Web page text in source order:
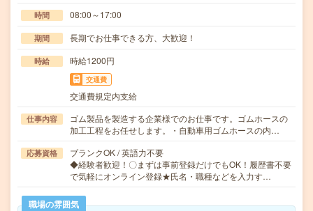
時間 08:00～17:00
期間 長期でお仕事できる方、大歓迎！
時給 時給1200円
交通費
交通費規定内支給
仕事内容
ゴム製品を製造する企業様でのお仕事です。ゴムホースの
加工工程をお任せします。・自動車用ゴムホースの内…
応募資格
ブランクOK / 英語力不要
◆経験者歓迎！〇まずは事前登録だけでもOK！履歴書不要
で気軽にオンライン登録★氏名・職種などを入力す…
職場の雰囲気